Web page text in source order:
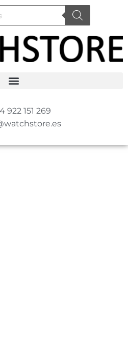
922 151 269